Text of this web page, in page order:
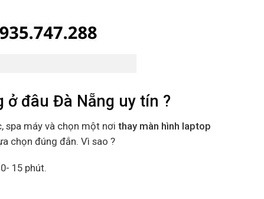
ở đâu Đà Nẵng uy tín ?
spa máy và chọn một nơi thay màn hình laptop
chọn đúng đắn. Vì sao ?
15 phút.